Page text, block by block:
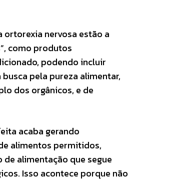
nervosa estão a
como produtos
podendo incluir
pela pureza alimentar,
dos orgânicos, e de
acaba gerando
alimentos permitidos,
alimentação que segue
Isso acontece porque não